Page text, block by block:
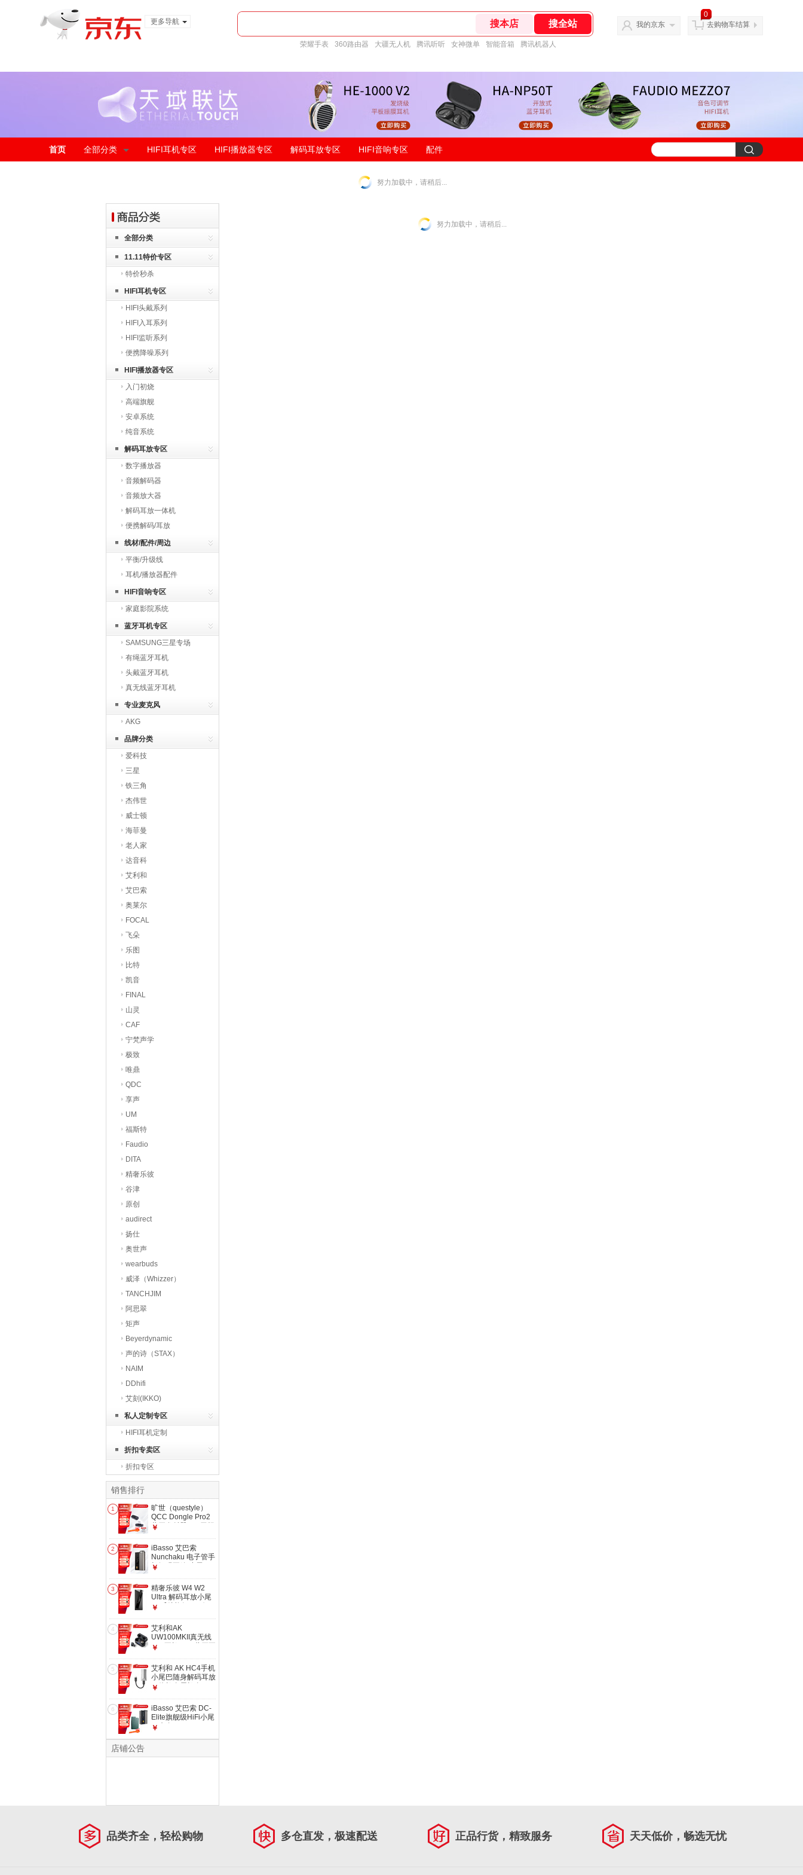
更多导航
荣耀手表 360路由器 大疆无人机 腾讯听听 女神微单 智能音箱 腾讯机器人
我的京东
0
去购物车结算
首页 全部分类 HIFI耳机专区 HIFI播放器专区 解码耳放专区 HIFI音响专区 配件
努力加载中，请稍后...
全部分类
11.11特价专区
特价秒杀
HIFI耳机专区
HIFI头戴系列
HIFI入耳系列
HIFI监听系列
便携降噪系列
HIFI播放器专区
入门初烧
高端旗舰
安卓系统
纯音系统
解码耳放专区
数字播放器
音频解码器
音频放大器
解码耳放一体机
便携解码/耳放
线材/配件/周边
平衡/升级线
耳机/播放器配件
HIFI音响专区
家庭影院系统
蓝牙耳机专区
SAMSUNG三星专场
有绳蓝牙耳机
头戴蓝牙耳机
真无线蓝牙耳机
专业麦克风
AKG
品牌分类
爱科技
三星
铁三角
杰伟世
威士顿
海菲曼
老人家
达音科
艾利和
艾巴索
奥莱尔
FOCAL
飞朵
乐图
比特
凯音
FINAL
山灵
CAF
宁梵声学
极致
唯鼎
QDC
享声
UM
福斯特
Faudio
DITA
精奢乐彼
谷津
原创
audirect
扬仕
奥世声
wearbuds
威泽（Whizzer）
TANCHJIM
阿思翠
矩声
Beyerdynamic
声的诗（STAX）
NAIM
DDhifi
艾刻(IKKO)
私人定制专区
HIFI耳机定制
折扣专卖区
折扣专区
销售排行
1
旷世（questyle）
QCC Dongle Pro2
蓝牙发射器HiFi无损
QCC Dongle
Pro2【蓝牙6.1】
￥
2
iBasso 艾巴索
Nunchaku 电子管手
机解码耳放 小尾巴
Nunchaku 灰色
￥
3
精奢乐彼 W4 W2
Ultra 解码耳放小尾
巴 乐彼旗舰HIFI便
W4
￥
4
艾利和AK
UW100MKII真无线
HiFi耳机TWS蓝牙耳
￥
5
艾利和 AK HC4手机
小尾巴随身解码耳放
一体机金属机身
标配
￥
6
iBasso 艾巴索 DC-
Elite旗舰级HiFi小尾
巴来自DX320MAX
￥
店铺公告
努力加载中，请稍后...
品类齐全，轻松购物 多仓直发，极速配送 正品行货，精致服务 天天低价，畅选无忧